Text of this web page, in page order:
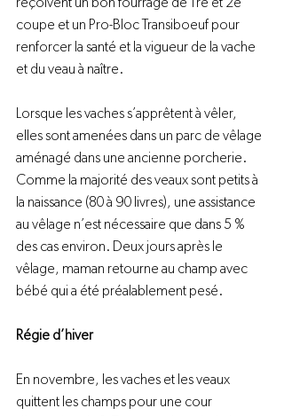
coupe et un Pro-Bloc Transiboeuf pour
renforcer la santé et la vigueur de la vache
et du veau à naître.
Lorsque les vaches s’apprêtent à vêler,
elles sont amenées dans un parc de vêlage
aménagé dans une ancienne porcherie.
Comme la majorité des veaux sont petits à
la naissance (80 à 90 livres), une assistance
au vêlage n’est nécessaire que dans 5 %
des cas environ. Deux jours après le
vêlage, maman retourne au champ avec
bébé qui a été préalablement pesé.
Régie d’hiver
En novembre, les vaches et les veaux
quittent les champs pour une cour